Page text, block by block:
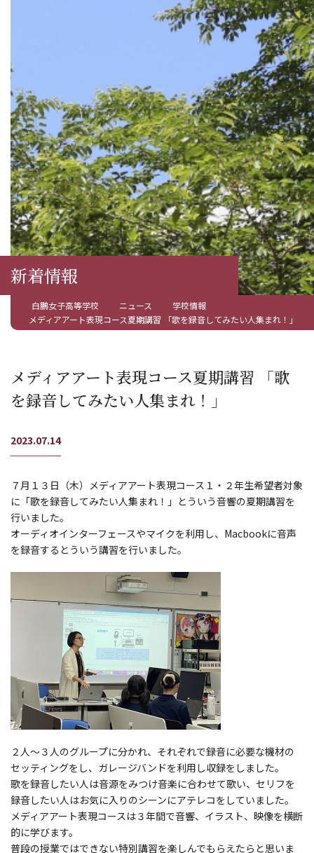
新着情報
白鵬女子高等学校 ニュース
学校情報
メディアアート表現コース夏期講習 「歌を録音してみたい人集まれ！」
メディアアート表現コース夏期講習 「歌
を録音してみたい人集まれ！」
2023.07.14
７月１３日（木）メディアアート表現コース１・２年生希望者対象
に「歌を録音してみたい人集まれ！」とういう音響の夏期講習を
行いました。
オーディオインターフェースやマイクを利用し、Macbookに音声
を録音するとういう講習を行いました。
２人～３人のグループに分かれ、それぞれで録音に必要な機材の
セッティングをし、ガレージバンドを利用し収録をしました。
歌を録音したい人は音源をみつけ音楽に合わせて歌い、セリフを
録音したい人はお気に入りのシーンにアテレコをしていました。
メディアアート表現コースは３年間で音響、イラスト、映像を横断
的に学びます。
普段の授業ではできない特別講習を楽しんでもらえたらと思いま